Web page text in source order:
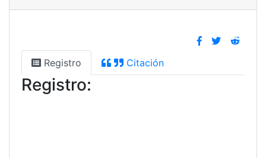
Registro Citación
Registro: